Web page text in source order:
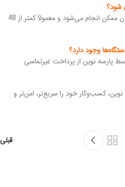
شود؟
فعال‌سازی دستگاه‌ها در کوتاه‌ترین زمان ممکن انجام می‌شود و معمولاً کمتر از 48
وجود دارد؟
پارسه نوین از پرداخت غیرتماسی
نوین، کسب‌وکار خود را سریع‌تر، امن‌تر و
قبلی